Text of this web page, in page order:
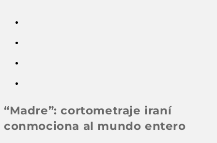
“Madre”: cortometraje iraní
conmociona al mundo entero